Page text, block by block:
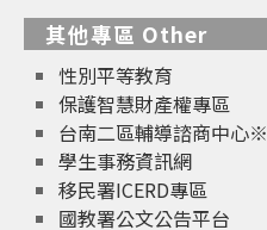
其他專區 Other
性別平等教育
保護智慧財產權專區
台南二區輔導諮商中心※
學生事務資訊網
移民署ICERD專區
國教署公文公告平台